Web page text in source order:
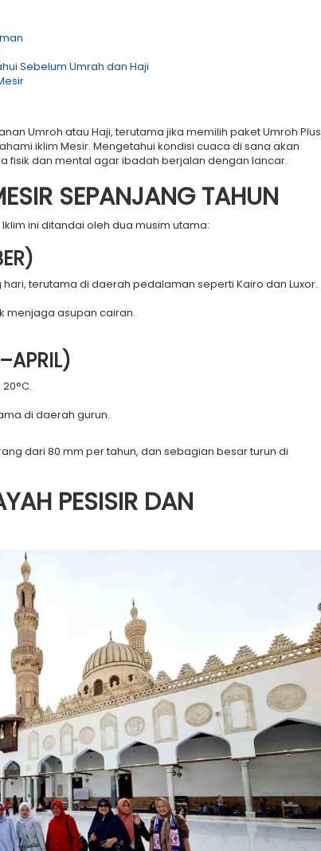
Sebelum Umrah dan Haji
Umroh atau Haji, terutama jika memilih paket Umroh Plus
iklim Mesir. Mengetahui kondisi cuaca di sana akan
fisik dan mental agar ibadah berjalan dengan lancar.
SEPANJANG TAHUN
ini ditandai oleh dua musim utama:
terutama di daerah pedalaman seperti Kairo dan Luxor.
menjaga asupan cairan.
di daerah gurun.
dari 80 mm per tahun, dan sebagian besar turun di
PESISIR DAN